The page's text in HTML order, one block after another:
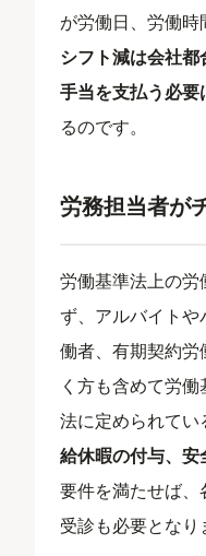
が労働日、労働時
シフト減は会社
手当を支払う必要
るのです。
労務担当者が
労働基準法上の
ず、アルバイト
働者、有期契約
く方も含めて労
法に定められてい
給休暇の付与、
要件を満たせば
受診も必要となり